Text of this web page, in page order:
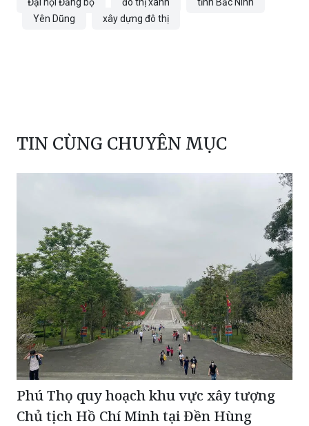
Yên Dũng
xây dựng đô thị
TIN CÙNG CHUYÊN MỤC
Phú Thọ quy hoạch khu vực xây tượng
Chủ tịch Hồ Chí Minh tại Đền Hùng